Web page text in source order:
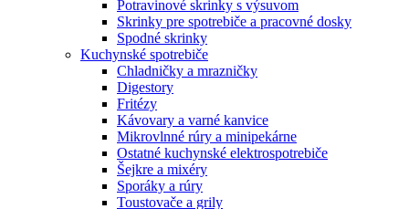
Potravinové skrinky s výsuvom
Skrinky pre spotrebiče a pracovné dosky
Spodné skrinky
Kuchynské spotrebiče
Chladničky a mrazničky
Digestory
Fritézy
Kávovary a varné kanvice
Mikrovlnné rúry a minipekárne
Ostatné kuchynské elektrospotrebiče
Šejkre a mixéry
Sporáky a rúry
Toustovače a grily